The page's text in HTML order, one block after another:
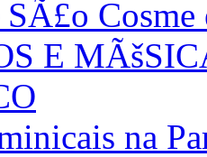
SÃ£o
E
na